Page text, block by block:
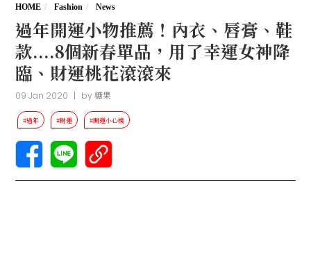
HOME Fashion News
過年開運小物推薦！內衣、唇膏、鞋
款....8個新春單品，用了幸運女神降
臨、財運桃花滾滾來
09 Jan 2020 | by糖果
#過年 #財運 #開運小心機